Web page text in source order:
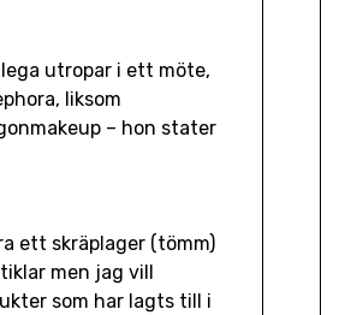
utropar i ett möte,
liksom
– hon stater
ett skräplager (tömm)
men jag vill
som har lagts till i